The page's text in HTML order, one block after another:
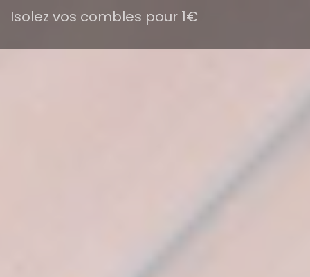
Isolez vos combles pour 1€